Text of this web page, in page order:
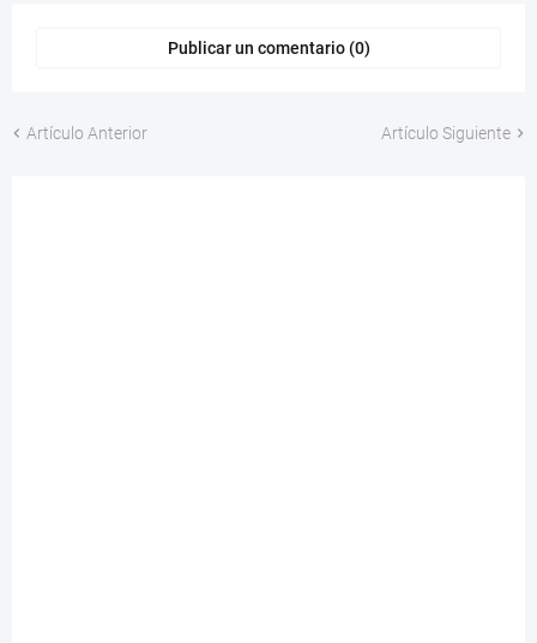
Publicar un comentario (0)
Artículo Anterior Artículo Siguiente